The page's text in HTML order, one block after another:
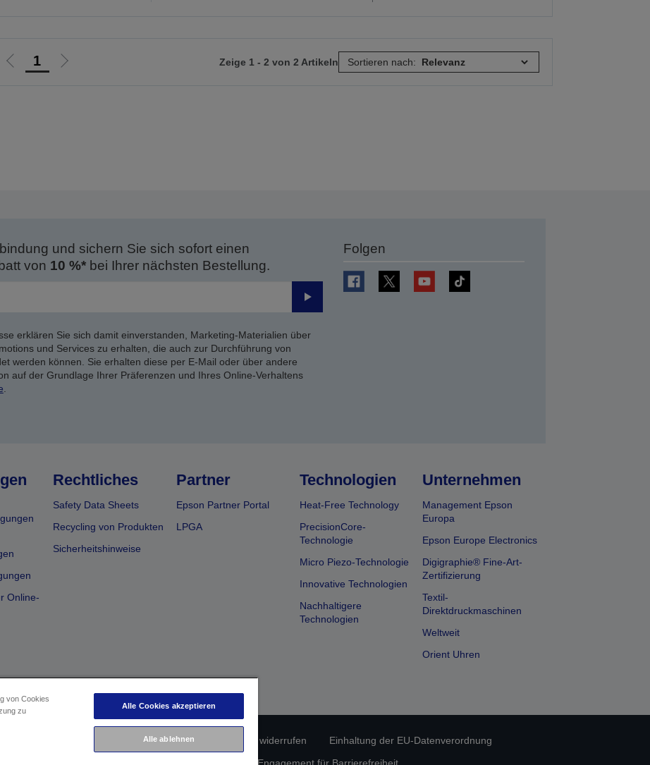
Zur 1
Zur
Zeige 1 - 2 von 2 Artikeln Sortieren nach:
und sichern Sie sich sofort einen
von 10 %*bei Ihrer nächsten Bestellung.
Senden
erklären Sie sich damit einverstanden, Marketing-Materialien über
und Services zu erhalten, die auch zur Durchführung von
werden können. Sie erhalten diese per E-Mail oder über andere
auf der Grundlage Ihrer Präferenzen und Ihres Online-Verhaltens
Folgen
Online-
Rechtliches
Safety Data Sheets
Recycling von Produkten
Sicherheitshinweise
Partner
Epson Partner Portal
LPGA
Technologien
Heat-Free Technology
PrecisionCore-
Technologie
Micro Piezo-Technologie
Innovative Technologien
Nachhaltigere
Technologien
Unternehmen
Management Epson
Europa
Epson Europe Electronics
Digigraphie® Fine-Art-
Zertifizierung
Textil-
Direktdruckmaschinen
Weltweit
Orient Uhren
Datenschutzrichtlinie Vertrag widerrufen
Einhaltung der EU-Datenverordnung
von Cookies
zu
Alle Cookies akzeptieren
Alle ablehnen